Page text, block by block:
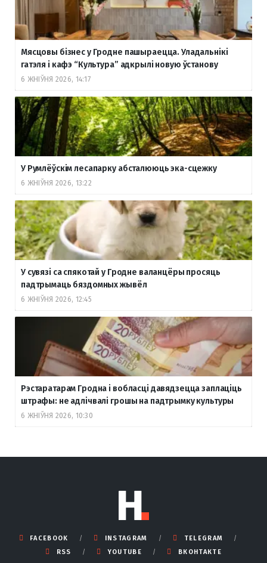
Мясцовы бізнес у Гродне пашыраецца. Уладальнікі
гатэля і кафэ “Культура” адкрылі новую ўстанову
6 ЖНІЎНЯ 2026, 14:17
У Румлёўскім лесапарку абсталююць эка-сцежку
6 ЖНІЎНЯ 2026, 13:22
У сувязі са спякотай у Гродне валанцёры просяць
падтрымаць бяздомных жывёл
6 ЖНІЎНЯ 2026, 12:45
Рэстаратарам Гродна і вобласці давядзецца заплаціць
штрафы: не адлічвалі грошы на падтрымку культуры
6 ЖНІЎНЯ 2026, 10:30
FACEBOOK INSTAGRAM
TELEGRAM
RSS
YOUTUBE ВКОНТАКТЕ